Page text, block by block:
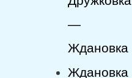
—
Ждановка
Ждановка